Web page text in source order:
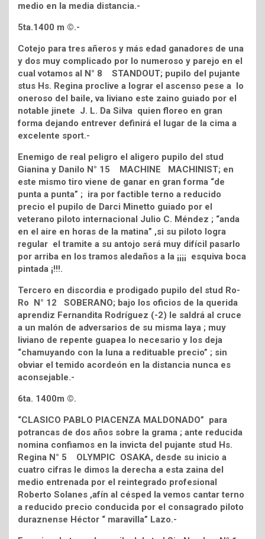
medio en la media distancia.-
5ta.1400 m ©.-
Cotejo para tres añeros y más edad ganadores de una
y dos muy complicado por lo numeroso y parejo en el
cual votamos al N° 8 STANDOUT; pupilo del pujante
stus Hs. Regina proclive a lograr el ascenso pese a lo
oneroso del baile, va liviano este zaino guiado por el
notable jinete J. L. Da Silva quien floreo en gran
forma dejando entrever definirá el lugar de la cima a
excelente sport.-
Enemigo de real peligro el aligero pupilo del stud
Gianina y Danilo N° 15 MACHINE MACHINIST; en
este mismo tiro viene de ganar en gran forma “de
punta a punta” ; ira por factible terno a reducido
precio el pupilo de Darci Minetto guiado por el
veterano piloto internacional Julio C. Méndez ; “anda
en el aire en horas de la matina” ,si su piloto logra
regular el tramite a su antojo será muy difícil pasarlo
por arriba en los tramos aledaños a la ¡¡¡¡ esquiva boca
pintada ¡!!!.
Tercero en discordia e prodigado pupilo del stud Ro-
Ro N° 12 SOBERANO; bajo los oficios de la querida
aprendiz Fernandita Rodríguez (-2) le saldrá al cruce
a un malón de adversarios de su misma laya ; muy
liviano de repente guapea lo necesario y los deja
“chamuyando con la luna a redituable precio” ; sin
obviar el temido acordeón en la distancia nunca es
aconsejable.-
6ta. 1400m ©.
“CLASICO PABLO PIACENZA MALDONADO” para
potrancas de dos años sobre la grama ; ante reducida
nomina confiamos en la invicta del pujante stud Hs.
Regina N° 5 OLYMPIC OSAKA, desde su inicio a
cuatro cifras le dimos la derecha a esta zaina del
medio entrenada por el reintegrado profesional
Roberto Solanes ,afín al césped la vemos cantar terno
a reducido precio conducida por el consagrado piloto
duraznense Héctor “ maravilla” Lazo.-